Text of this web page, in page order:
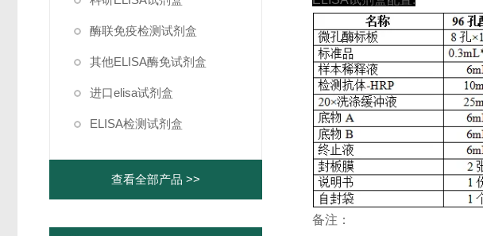
酶联免疫检测试剂盒
其他ELISA酶免试剂盒
进口elisa试剂盒
ELISA检测试剂盒
查看全部产品 >>
备注：